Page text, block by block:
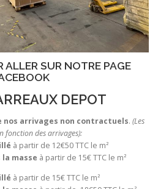
ALLER SUR NOTRE PAGE
DEPOT
nos arrivages non contractuels. (Les
fonction des arrivages):
à partir de 12€50 TTC le m²
masse à partir de 15€ TTC le m²
à partir de 15€ TTC le m²